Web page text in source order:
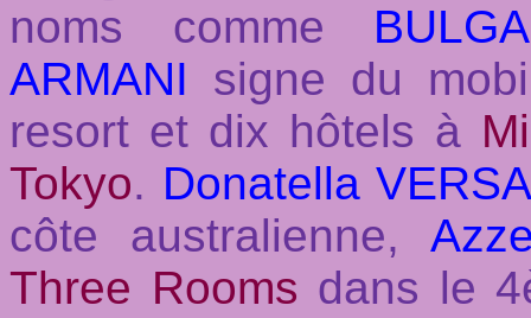
noms comme
ARMANI signe du
resort et dix hôtels à
Tokyo. Donatella
côte australienne,
Three Rooms dans le